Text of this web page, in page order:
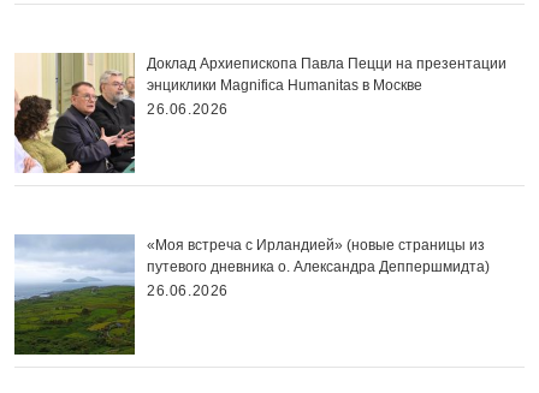
Доклад Архиепископа Павла Пецци на презентации
энциклики Magnifica Нumanitas в Москве
26.06.2026
«Моя встреча с Ирландией» (новые страницы из
путевого дневника о. Александра Деппершмидта)
26.06.2026